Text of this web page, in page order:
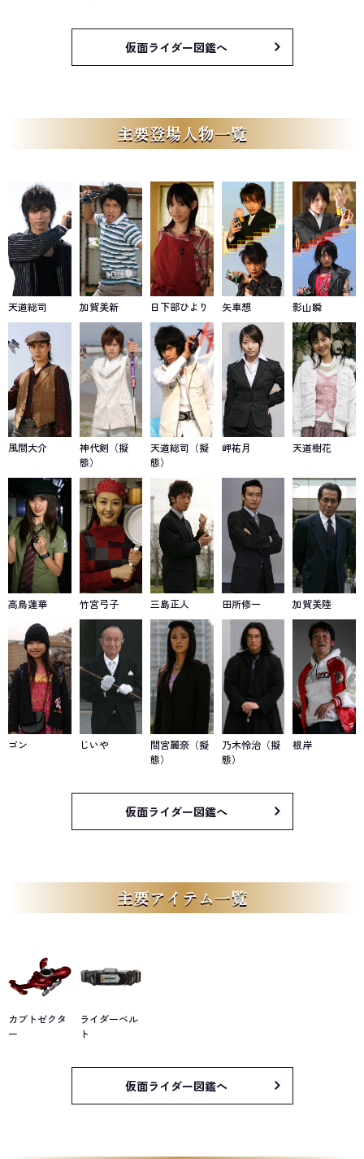
仮面ライダー図鑑へ
主要登場人物一覧
天道総司 加賀美新 日下部ひより 矢車想 影山瞬
風間大介
神代剣（擬
態）
天道総司（擬
態）
岬祐月 天道樹花
高鳥蓮華 竹宮弓子 三島正人 田所修一 加賀美陸
ゴン じいや
間宮麗奈（擬
態）
乃木怜治（擬
態）
根岸
仮面ライダー図鑑へ
主要アイテム一覧
カブトゼクタ
ー
ライダーベル
ト
仮面ライダー図鑑へ